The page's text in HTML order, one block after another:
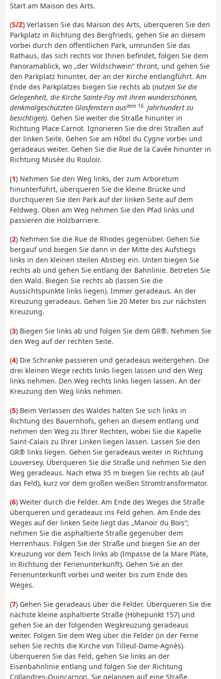
Start am Maison des Arts.
(S/Z) Verlassen Sie das Maison des Arts, überqueren Sie den
Parkplatz in Richtung des Bergfrieds, gehen Sie an diesem
vorbei durch den öffentlichen Park, umrunden Sie das
Rathaus, das sich rechts vor Ihnen befindet, folgen Sie dem
Panoramablick, wo „der Wildschwein“ thront, und gehen Sie
den Parkplatz hinunter, der an der Kirche entlangführt. Am
Ende des Parkplatzes biegen Sie rechts ab (nutzen Sie die
Gelegenheit, die Kirche Sainte-Foy mit ihren wunderschönen,
denkmalgeschützten Glasfenstern ausdem 16. Jahrhundert zu
besichtigen). Gehen Sie weiter die Straße hinunter in
Richtung Place Carnot. Ignorieren Sie die drei Straßen auf
der linken Seite. Gehen Sie am Hôtel du Cygne vorbei und
geradeaus weiter. Gehen Sie die Rue de la Cavée hinunter in
Richtung Musée du Rouloir.
(1) Nehmen Sie den Weg links, der zum Arboretum
hinunterführt, überqueren Sie die kleine Brücke und
durchqueren Sie den Park auf der linken Seite auf dem
Feldweg. Oben am Weg nehmen Sie den Pfad links und
passieren die Holzbarriere.
(2) Nehmen Sie die Rue de Rhodes gegenüber. Gehen Sie
bergauf und biegen Sie dann in der Mitte des Aufstiegs
links in den kleinen steilen Abstieg ein. Unten biegen Sie
rechts ab und gehen Sie entlang der Bahnlinie. Betreten Sie
den Wald. Biegen Sie rechts ab (lassen Sie die
Aussichtspunkte links liegen). Immer geradeaus. An der
Kreuzung geradeaus. Gehen Sie 20 Meter bis zur nächsten
Kreuzung.
(3) Biegen Sie links ab und folgen Sie dem GR®. Nehmen Sie
den Weg auf der rechten Seite.
(4) Die Schranke passieren und geradeaus weitergehen. Die
drei kleinen Wege rechts links liegen lassen und den Weg
links nehmen. Den Weg rechts links liegen lassen. An der
Kreuzung den Weg links nehmen.
(5) Beim Verlassen des Waldes halten Sie sich links in
Richtung des Bauernhofs, gehen an diesem entlang und
nehmen den Weg zu Ihrer Rechten, wobei Sie die Kapelle
Saint-Calais zu Ihrer Linken liegen lassen. Lassen Sie den
GR® links liegen. Gehen Sie geradeaus weiter in Richtung
Louversey. Überqueren Sie die Straße und nehmen Sie den
Weg geradeaus. Nach etwa 35 m biegen Sie rechts ab (auf
das Feld), kurz vor dem großen weißen Stromtransformator.
(6) Weiter durch die Felder. Am Ende des Weges die Straße
überqueren und geradeaus ins Feld gehen. Am Ende des
Weges auf der linken Seite liegt das „Manoir du Bois“;
nehmen Sie die asphaltierte Straße gegenüber dem
Herrenhaus. Folgen Sie der Straße und biegen Sie an der
Kreuzung vor dem Teich links ab (Impasse de la Mare Plate,
in Richtung der Ferienunterkunft). Gehen Sie an der
Ferienunterkunft vorbei und weiter bis zum Ende des
Weges.
(7) Gehen Sie geradeaus über die Felder. Überqueren Sie die
nächste kleine asphaltierte Straße (Höhepunkt 157) und
gehen Sie an der folgenden Wegkreuzung geradeaus
weiter. Folgen Sie dem Weg über die Felder (in der Ferne
sehen Sie rechts die Kirche von Tilleul-Dame-Agnès).
Überqueren Sie das Feld, gehen Sie links an der
Eisenbahnlinie entlang und folgen Sie der Richtung
Collandres-Quincarnon. Sie gelangen auf eine Straße.